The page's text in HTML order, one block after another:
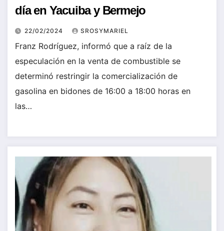
día en Yacuiba y Bermejo
22/02/2024 SROSYMARIEL
Franz Rodríguez, informó que a raíz de la
especulación en la venta de combustible se
determinó restringir la comercialización de
gasolina en bidones de 16:00 a 18:00 horas en
las…